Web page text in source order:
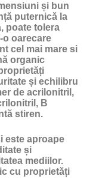
și bun
puternică la
poate tolera
oarecare
cel mai mare si
organic
și echilibru
de acrilonitril,
B
stiren.
este aproape
și
mediilor.
cu proprietăți